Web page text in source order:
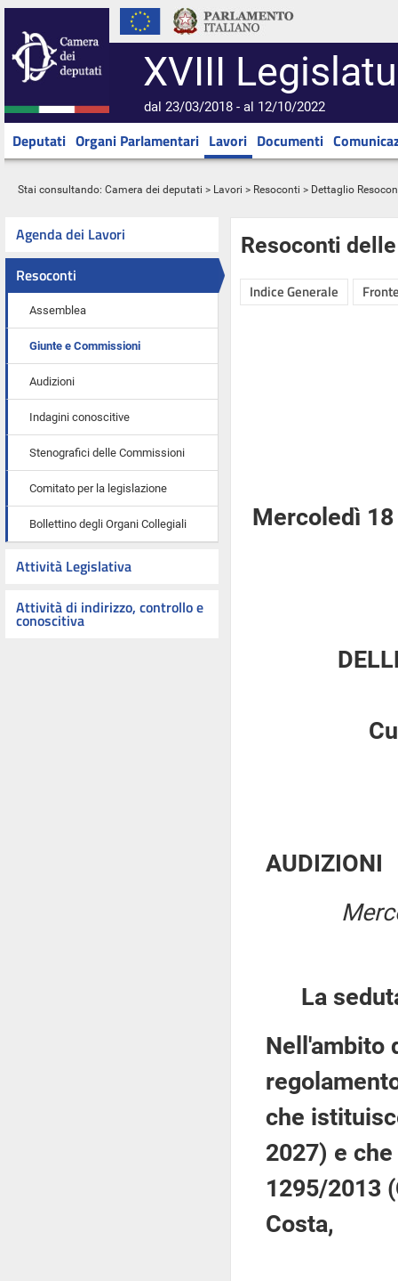
XVIII
dal 23/03/2018 - al 12/10/2022
Deputati Organi Parlamentari Lavori Documenti
Stai consultando: Camera dei deputati > Lavori > Resoconti > Dettaglio
Agenda dei Lavori
Resoconti
Assemblea
Giunte e Commissioni
Audizioni
Indagini conoscitive
Stenografici delle Commissioni
Comitato per la legislazione
Bollettino degli Organi Collegiali
Attività Legislativa
Attività di indirizzo, controllo e
conoscitiva
Resoconti
Indice Generale
Mercoledì
AUDIZIONI
La
Nell'ambito
che
2027) e
1295/2013
Costa,